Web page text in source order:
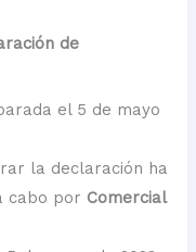
de
el 5 de mayo
la declaración ha
cabo por Comercial